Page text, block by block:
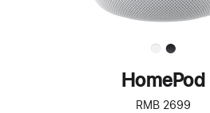
HomePod
RMB 2699